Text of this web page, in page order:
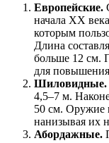
Европейские.
начала XX
которым
Длина
больше 12 см.
для
Шиловидные.
4,5–7 м.
50 см. Оружие
нанизывая их
Абордажные.